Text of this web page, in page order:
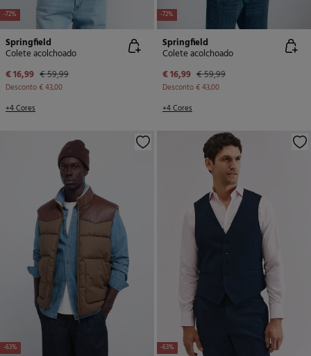
-72%
Springfield
Colete acolchoado
€ 16,99 € 59,99
Desconto€ 43,00
+4 Cores
-72%
Springfield
Colete acolchoado
€ 16,99 € 59,99
Desconto€ 43,00
+4 Cores
-63% -63%